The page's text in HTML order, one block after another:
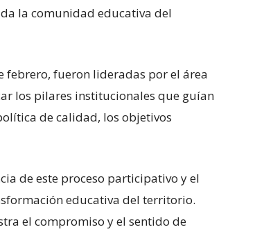
la comunidad educativa del
febrero, fueron lideradas por el área
los pilares institucionales que guían
de calidad, los objetivos
de este proceso participativo y el
educativa del territorio.
el compromiso y el sentido de